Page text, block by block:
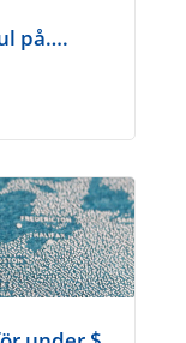
på….